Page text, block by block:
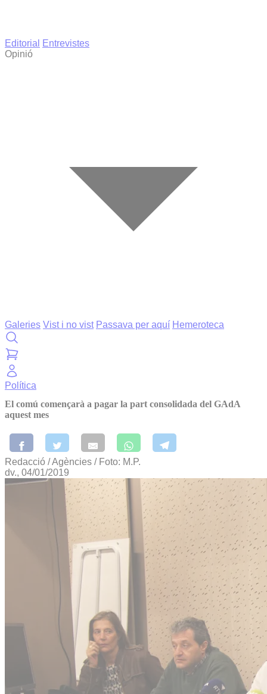
Editorial
Entrevistes
Opinió
Galeries Vist i no vist Passava per aquí Hemeroteca
Política
El comú començarà a pagar la part consolidada del GAdA
aquest mes
Redacció / Agències / Foto: M.P.
dv., 04/01/2019